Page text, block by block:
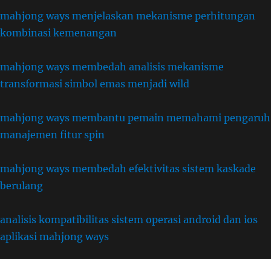
mahjong ways menjelaskan mekanisme perhitungan
kombinasi kemenangan
mahjong ways membedah analisis mekanisme
transformasi simbol emas menjadi wild
mahjong ways membantu pemain memahami pengaruh
manajemen fitur spin
mahjong ways membedah efektivitas sistem kaskade
berulang
analisis kompatibilitas sistem operasi android dan ios
aplikasi mahjong ways